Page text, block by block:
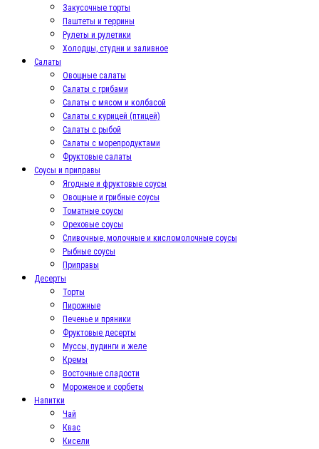
Закусочные торты
Паштеты и террины
Рулеты и рулетики
Холодцы, студни и заливное
Салаты
Овощные салаты
Салаты с грибами
Салаты с мясом и колбасой
Салаты с курицей (птицей)
Салаты с рыбой
Салаты с морепродуктами
Фруктовые салаты
Соусы и приправы
Ягодные и фруктовые соусы
Овощные и грибные соусы
Томатные соусы
Ореховые соусы
Сливочные, молочные и кисломолочные соусы
Рыбные соусы
Приправы
Десерты
Торты
Пирожные
Печенье и пряники
Фруктовые десерты
Муссы, пудинги и желе
Кремы
Восточные сладости
Мороженое и сорбеты
Напитки
Чай
Квас
Кисели